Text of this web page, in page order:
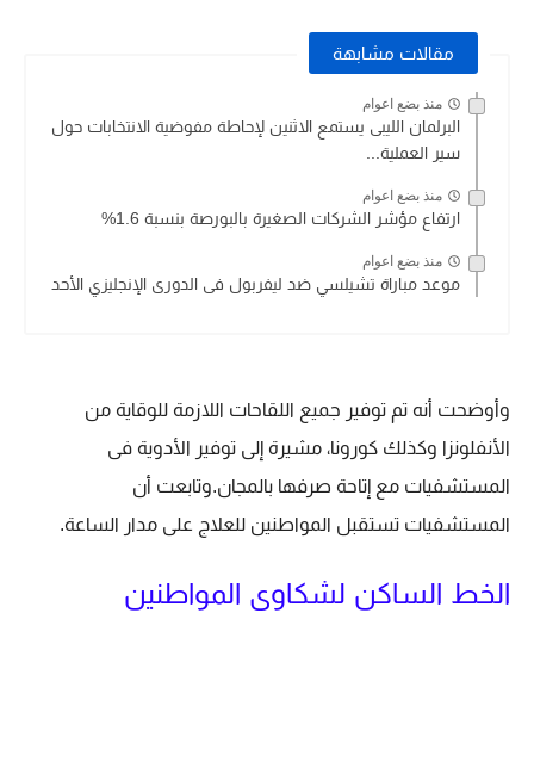
مقالات مشابهة
منذ بضع اعوام
البرلمان الليبى يستمع الاثنين لإحاطة مفوضية الانتخابات حول
سير العملية...
منذ بضع اعوام
ارتفاع مؤشر الشركات الصغيرة بالبورصة بنسبة 1.6%
منذ بضع اعوام
موعد مباراة تشيلسي ضد ليفربول فى الدورى الإنجليزي الأحد
وأوضحت أنه تم توفير جميع اللقاحات اللازمة للوقاية من
الأنفلونزا وكذلك كورونا، مشيرة إلى توفير الأدوية فى
المستشفيات مع إتاحة صرفها بالمجان.وتابعت أن
المستشفيات تستقبل المواطنين للعلاج على مدار الساعة.
الخط الساكن لشكاوى المواطنين